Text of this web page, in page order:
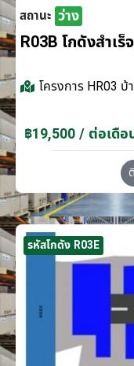
สถานะ ว่าง
R03B โกดังสำเ
โครงการ HR03 บ้
฿19,500 / ต่อเดือ
รหัสโกดัง R03E